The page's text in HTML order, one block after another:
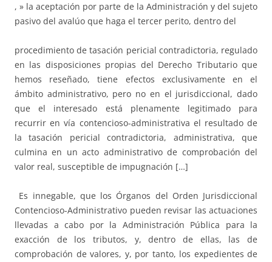
, » la aceptación por parte de la Administración y del sujeto
pasivo del avalúo que haga el tercer perito, dentro del
procedimiento de tasación pericial contradictoria, regulado
en las disposiciones propias del Derecho Tributario que
hemos reseñado, tiene efectos exclusivamente en el
ámbito administrativo, pero no en el jurisdiccional, dado
que el interesado está plenamente legitimado para
recurrir en vía contencioso-administrativa el resultado de
la tasación pericial contradictoria, administrativa, que
culmina en un acto administrativo de comprobación del
valor real, susceptible de impugnación […]
Es innegable, que los Órganos del Orden Jurisdiccional
Contencioso-Administrativo pueden revisar las actuaciones
llevadas a cabo por la Administración Pública para la
exacción de los tributos, y, dentro de ellas, las de
comprobación de valores, y, por tanto, los expedientes de